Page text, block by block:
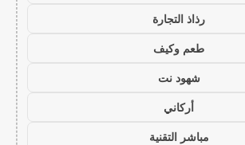
رذاذ التجارة
طعم وكيف
شهود نت
أركاني
مباشر التقنية